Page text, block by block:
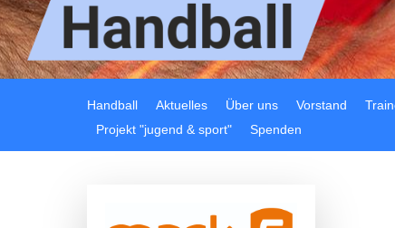
Handball Aktuelles Über uns Vorstand
Projekt "jugend & sport"
Spenden